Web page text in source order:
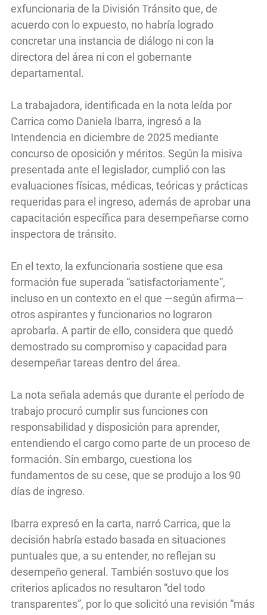
exfuncionaria de la División Tránsito que, de
acuerdo con lo expuesto, no habría logrado
concretar una instancia de diálogo ni con la
directora del área ni con el gobernante
departamental.
La trabajadora, identificada en la nota leída por
Carrica como Daniela Ibarra, ingresó a la
Intendencia en diciembre de 2025 mediante
concurso de oposición y méritos. Según la misiva
presentada ante el legislador, cumplió con las
evaluaciones físicas, médicas, teóricas y prácticas
requeridas para el ingreso, además de aprobar una
capacitación específica para desempeñarse como
inspectora de tránsito.
En el texto, la exfuncionaria sostiene que esa
formación fue superada “satisfactoriamente”,
incluso en un contexto en el que —según afirma—
otros aspirantes y funcionarios no lograron
aprobarla. A partir de ello, considera que quedó
demostrado su compromiso y capacidad para
desempeñar tareas dentro del área.
La nota señala además que durante el período de
trabajo procuró cumplir sus funciones con
responsabilidad y disposición para aprender,
entendiendo el cargo como parte de un proceso de
formación. Sin embargo, cuestiona los
fundamentos de su cese, que se produjo a los 90
días de ingreso.
Ibarra expresó en la carta, narró Carrica, que la
decisión habría estado basada en situaciones
puntuales que, a su entender, no reflejan su
desempeño general. También sostuvo que los
criterios aplicados no resultaron “del todo
transparentes”, por lo que solicitó una revisión “más